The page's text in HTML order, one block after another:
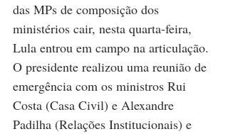
das MPs de composição dos
ministérios cair, nesta quarta-feira,
Lula entrou em campo na articulação.
O presidente realizou uma reunião de
emergência com os ministros Rui
Costa (Casa Civil) e Alexandre
Padilha (Relações Institucionais) e